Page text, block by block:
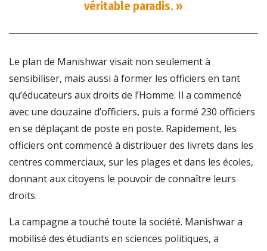
véritable paradis. »
Le plan de Manishwar visait non seulement à
sensibiliser, mais aussi à former les officiers en tant
qu’éducateurs aux droits de l’Homme. Il a commencé
avec une douzaine d’officiers, puis a formé 230 officiers
en se déplaçant de poste en poste. Rapidement, les
officiers ont commencé à distribuer des livrets dans les
centres commerciaux, sur les plages et dans les écoles,
donnant aux citoyens le pouvoir de connaître leurs
droits.
La campagne a touché toute la société. Manishwar a
mobilisé des étudiants en sciences politiques, a